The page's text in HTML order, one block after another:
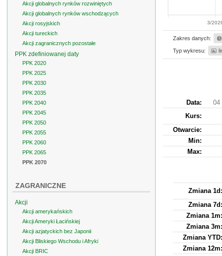
3/
Zakres danych:
Typ wykresu:
Data:
04
Kurs:
Otwarcie:
Min:
Max:
Zmiana 1d:
Zmiana 7d:
Zmiana 1m:
Zmiana 3m:
Zmiana YTD:
Zmiana 12m:
Akcji globalnych rynków rozwiniętych
Akcji globalnych rynków wschodzących
Akcji rosyjskich
Akcji tureckich
Akcji zagranicznych pozostałe
PPK zdefiniowanej daty
PPK 2020
PPK 2025
PPK 2030
PPK 2035
PPK 2040
PPK 2045
PPK 2050
PPK 2055
PPK 2060
PPK 2065
PPK 2070
ZAGRANICZNE
Akcji
Akcji amerykańskich
Akcji Ameryki Łacińskiej
Akcji azjatyckich bez Japonii
Akcji Bliskiego Wschodu i Afryki
Akcji BRIC